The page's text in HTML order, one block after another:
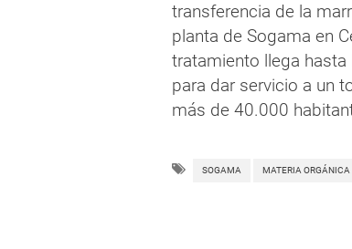
transferencia de la
planta de Sogama en
tratamiento llega
para dar servicio a un
más de 40.000
SOGAMA MATERIA ORGÁNICA